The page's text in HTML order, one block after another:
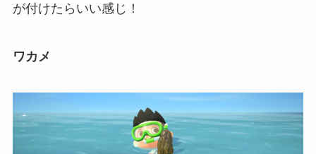
が付けたらいい感じ！
ワカメ